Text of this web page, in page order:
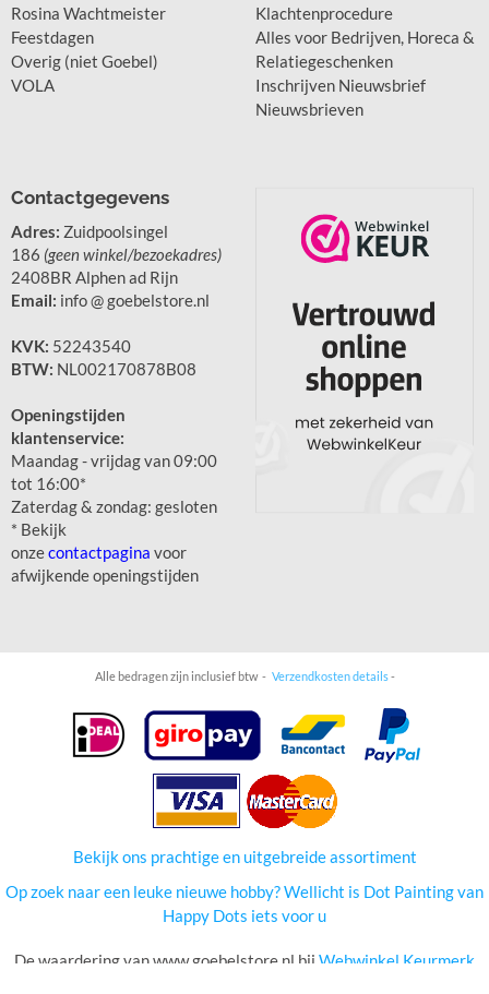
Rosina Wachtmeister
Feestdagen
Overig (niet Goebel)
VOLA
Klachtenprocedure
Alles voor Bedrijven, Horeca &
Relatiegeschenken
Inschrijven Nieuwsbrief
Nieuwsbrieven
Contactgegevens
Adres: Zuidpoolsingel
186 (geen winkel/bezoekadres)
2408BR Alphen ad Rijn
Email: info @ goebelstore.nl
KVK: 52243540
BTW: NL002170878B08
Openingstijden
klantenservice:
Maandag - vrijdag van 09:00
tot 16:00*
Zaterdag & zondag: gesloten
* Bekijk
onzecontactpagina voor
afwijkende openingstijden
Alle bedragen zijn inclusief btw - Verzendkosten details-
Bekijk ons prachtige en uitgebreide assortiment
Op zoek naar een leuke nieuwe hobby? Wellicht is Dot Painting van
Happy Dots iets voor u
De waardering van www.goebelstore.nl bij Webwinkel Keurmerk